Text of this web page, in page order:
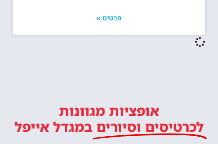
פרטים »
אופציות מגוונות
לכרטיסים וסיורים במגדל אייפל